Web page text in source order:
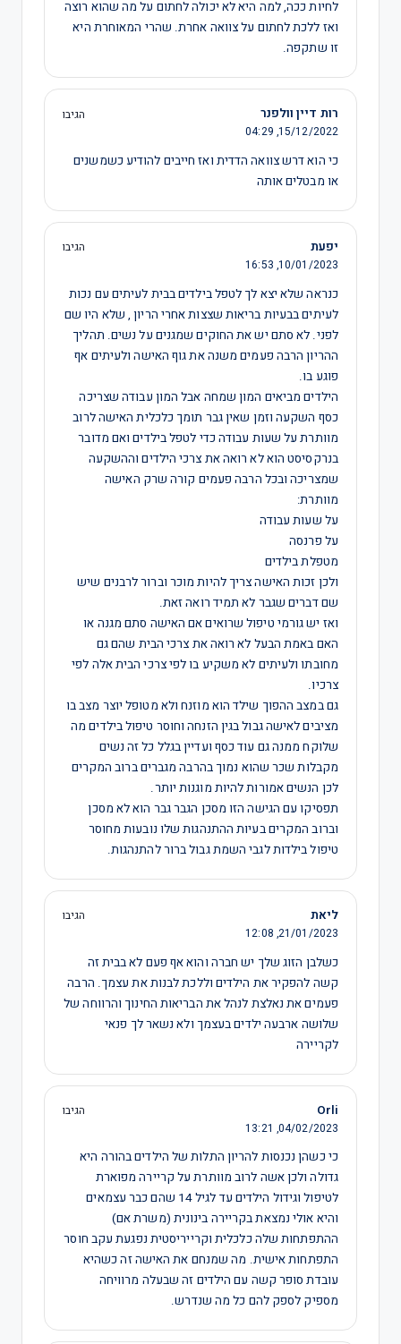
לחיות ככה, למה היא לא יכולה לחתום על מה שהוא רוצה
ואז ללכת לחתום על צוואה אחרת. שהרי המאוחרת היא
זו שתקפה.
רות דיין וולפנר
הגיבו
15/12/2022,
04:29
כי הוא דרש צוואה הדדית ואז חייבים להודיע כשמשנים
או מבטלים אותה
יפעת
הגיבו
10/01/2023,
16:53
כנראה שלא יצא לך לטפל בילדים בבית לעיתים עם נכות
לעיתים בבעיות בריאות שצצות אחרי הריון , שלא היו שם
לפני. לא סתם יש את החוקים שמגנים על נשים. תהליך
ההריון הרבה פעמים משנה את גוף האישה ולעיתים אף
פוגע בו.
הילדים מביאים המון שמחה אבל המון עבודה שצריכה
כסף השקעה וזמן שאין גבר תומך כלכלית האישה לרוב
מוותרת על שעות עבודה כדי לטפל בילדים ואם מדובר
בנרקסיסט הוא לא רואה את צרכי הילדים וההשקעה
שמצריכה ובכל הרבה פעמים קורה שרק האישה
מוותרת:
על שעות עבודה
על פרנסה
מטפלת בילדים
ולכן זכות האישה צריך להיות מוכר וברור לרבנים שיש
שם דברים שגבר לא תמיד רואה זאת.
ואז יש גורמי טיפול שרואים אם האישה סתם מגנה או
האם באמת הבעל לא רואה את צרכי הבית שהם גם
מחובתו ולעיתים לא משקיע בו לפי צרכי הבית אלה לפי
צרכיו.
גם במצב ההפוך שילד הוא מוזנח ולא מטופל יוצר מצב בו
מציבים לאישה גבול בגין הזנחה וחוסר טיפול בילדים מה
שלוקח ממנה גם עוד כסף ועדיין בגלל כל זה נשים
מקבלות שכר שהוא נמוך בהרבה מגברים ברוב המקרים
לכן הנשים אמורות להיות מוגנות יותר.
תפסיקו עם הגישה הזו מסכן הגבר גבר הוא לא מסכן
וברוב המקרים בעיות ההתנהגות שלו נובעות מחוסר
טיפול בילדות לגבי השמת גבול ברור להתנהגות.
ליאת
הגיבו
21/01/2023,
12:08
כשלבן הזוג שלך יש חברה והוא אף פעם לא בבית זה
קשה להפקיר את הילדים וללכת לבנות את עצמך. הרבה
פעמים את נאלצת לנהל את הבריאות החינוך והרווחה של
שלושה ארבעה ילדים בעצמך ולא נשאר לך פנאי
לקריירה
‪Orli
הגיבו
04/02/2023,
13:21
כי כשהן נכנסות להריון התלות של הילדים בהורה היא
גדולה ולכן אשה לרוב מוותרת על קריירה מפוארת
לטיפול וגידול הילדים עד לגיל 14 שהם כבר עצמאים
והיא אולי נמצאת בקריירה בינונית (משרת אם)
ההתפתחות שלה כלכלית וקרייריסטית נפגעת עקב חוסר
התפתחות אישית. מה שמנחם את האישה זה כשהיא
עובדת סופר קשה עם הילדים זה שבעלה מרוויחה
מספיק לספק להם כל מה שנדרש.